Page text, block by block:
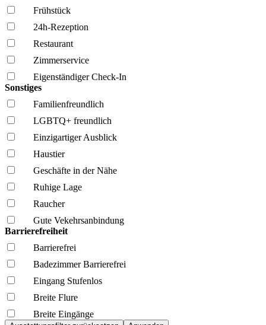
Frühstück
24h-Rezeption
Restaurant
Zimmerservice
Eigenständiger Check-In
Sonstiges
Familien­freundlich
LGBTQ+ freundlich
Einzigartiger Ausblick
Haustier
Geschäfte in der Nähe
Ruhige Lage
Raucher
Gute Vekehrsanbindung
Barrierefreiheit
Barrierefrei
Badezimmer Barrierefrei
Eingang Stufenlos
Breite Flure
Breite Eingänge